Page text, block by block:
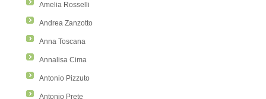
Amelia Rosselli
Andrea Zanzotto
Anna Toscana
Annalisa Cima
Antonio Pizzuto
Antonio Prete